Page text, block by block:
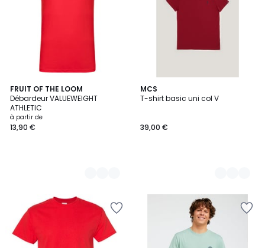
FRUIT OF THE LOOM
Débardeur VALUEWEIGHT
ATHLETIC
à partir de
13,90 €
4
Couleurs
MCS
T-shirt basic uni col V
39,00 €
6
Couleurs